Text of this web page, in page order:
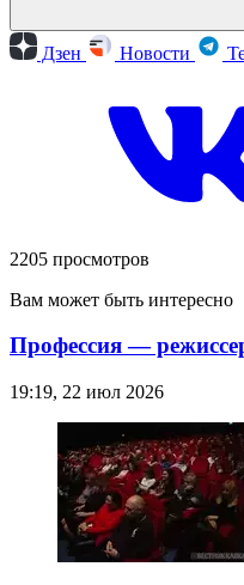
Дзен Новости
2205 просмотров
Вам может быть интересно
Профессия —
19:19, 22 июл 2026